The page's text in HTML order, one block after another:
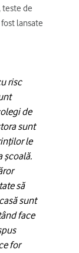
teste de
lansate
risc
de
sunt
le
școală.
să
sunt
face
for